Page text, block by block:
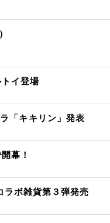
トイ登場
「キキリン」発表
幕！
ボ雑貨第３弾発売